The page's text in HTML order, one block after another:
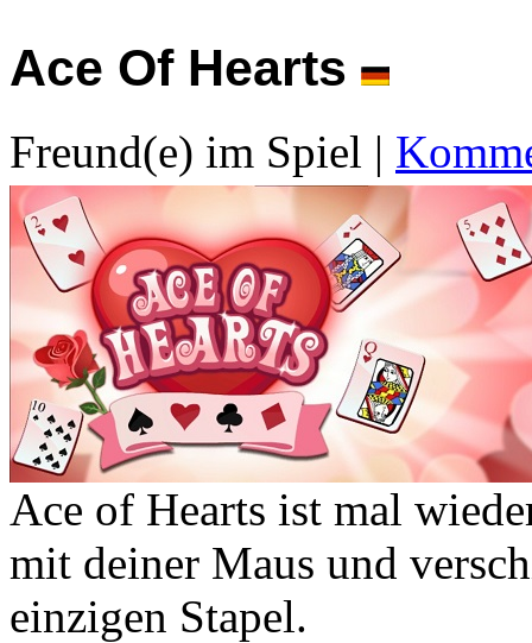
Ace Of Hearts
Freund(e) im Spiel |
Ace of Hearts ist mal
mit deiner Maus und
einzigen Stapel.